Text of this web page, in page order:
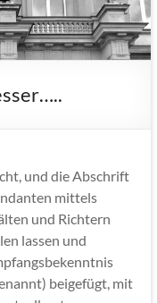
und die Abschrift
mittels
und Richtern
lassen und
beigefügt, mit